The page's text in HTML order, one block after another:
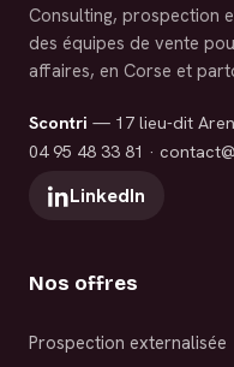
Consulting, prospection
des équipes de vente
affaires, en Corse et
Scontri — 17 lieu-dit
04 95 48 33 81 ·
LinkedIn
Nos offres
Prospection externalisée